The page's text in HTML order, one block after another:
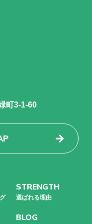
町3-1-60
STRENGTH
選ばれる理由
BLOG